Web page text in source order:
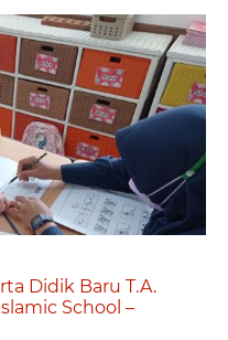
Didik Baru T.A.
School –